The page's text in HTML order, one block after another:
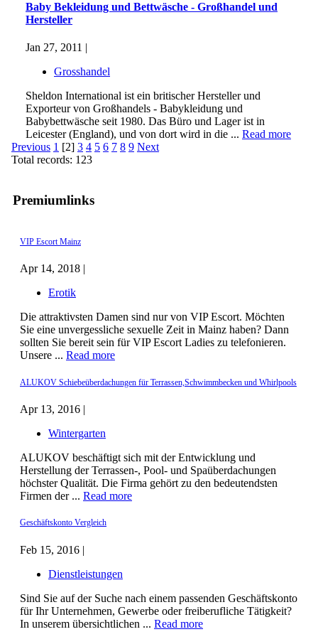
Premiumlinks
VIP Escort Mainz
Apr 14, 2018 |
Erotik
Die attraktivsten Damen sind nur von VIP Escort. Möchten
Sie eine unvergessliche sexuelle Zeit in Mainz haben? Dann
sollten Sie bereit sein für VIP Escort Ladies zu telefonieren.
Unsere ... Read more
ALUKOV Schiebeüberdachungen für Terrassen,Schwimmbecken und Whirlpools
Apr 13, 2016 |
Wintergarten
ALUKOV beschäftigt sich mit der Entwicklung und
Herstellung der Terrassen-, Pool- und Spaüberdachungen
höchster Qualität. Die Firma gehört zu den bedeutendsten
Firmen der ... Read more
Geschäftskonto Vergleich
Feb 15, 2016 |
Dienstleistungen
Sind Sie auf der Suche nach einem passenden Geschäftskonto
für Ihr Unternehmen, Gewerbe oder freiberufliche Tätigkeit?
In unserem übersichtlichen ... Read more
Baby Bekleidung und Bettwäsche - Großhandel und
Hersteller
Jan 27, 2011 |
Grosshandel
Sheldon International ist ein britischer Hersteller und
Exporteur von Großhandels - Babykleidung und
Babybettwäsche seit 1980. Das Büro und Lager ist in
Leicester (England), und von dort wird in die ... Read more
Previous 1 [2] 3 4 5 6 7 8 9 Next
Total records: 123